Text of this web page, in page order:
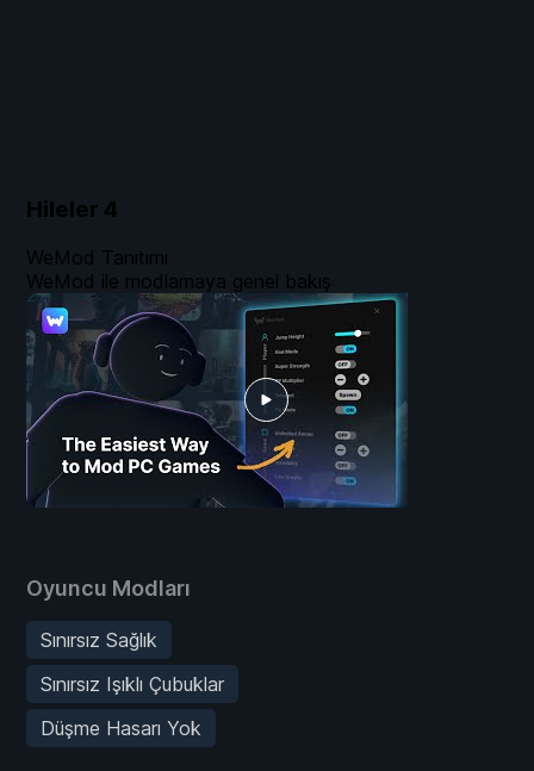
Hileler 4
Oyuncu Modları
Sınırsız Sağlık
Sınırsız Işıklı Çubuklar
Düşme Hasarı Yok
WeMod Tanıtımı
WeMod ile modlamaya genel bakış